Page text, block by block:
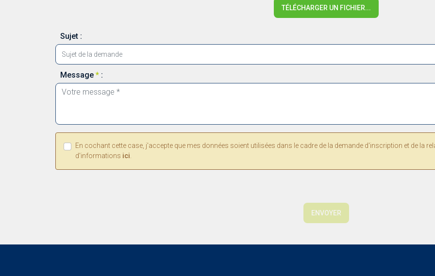
TÉLÉCHARGER UN FICHIER...
Sujet :
Message * :
En cochant cette case, j'accepte que mes données soient utilisées dans le cadre de la demande d'inscription et de la
d'informations ici